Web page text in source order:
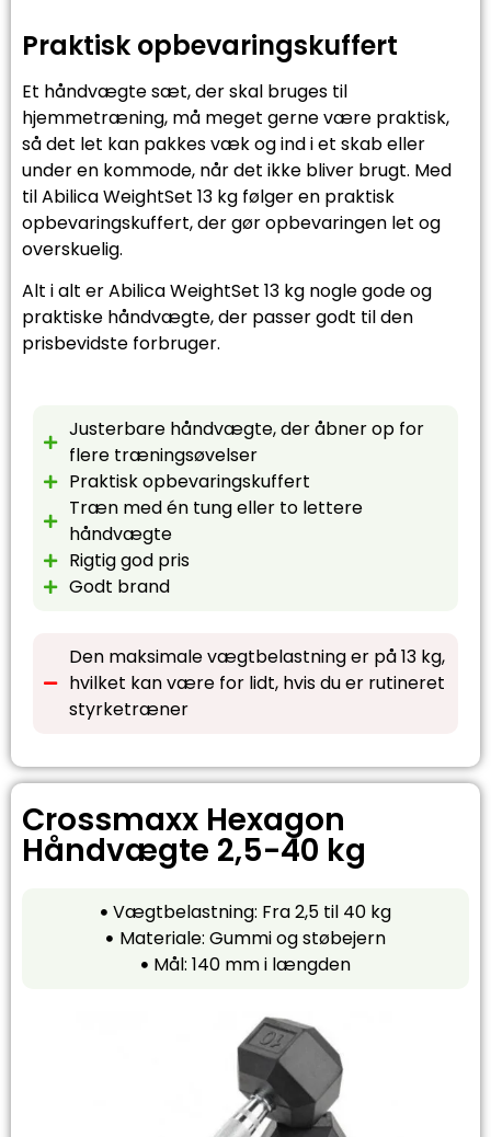
Praktisk opbevaringskuffert
Et håndvægte sæt, der skal bruges til
hjemmetræning, må meget gerne være praktisk,
så det let kan pakkes væk og ind i et skab eller
under en kommode, når det ikke bliver brugt. Med
til Abilica WeightSet 13 kg følger en praktisk
opbevaringskuffert, der gør opbevaringen let og
overskuelig.
Alt i alt er Abilica WeightSet 13 kg nogle gode og
praktiske håndvægte, der passer godt til den
prisbevidste forbruger.
Justerbare håndvægte, der åbner op for
flere træningsøvelser
Praktisk opbevaringskuffert
Træn med én tung eller to lettere
håndvægte
Rigtig god pris
Godt brand
Den maksimale vægtbelastning er på 13 kg,
hvilket kan være for lidt, hvis du er rutineret
styrketræner
Crossmaxx Hexagon
Håndvægte 2,5-40 kg
Vægtbelastning: Fra 2,5 til 40 kg
Materiale: Gummi og støbejern
Mål: 140 mm i længden